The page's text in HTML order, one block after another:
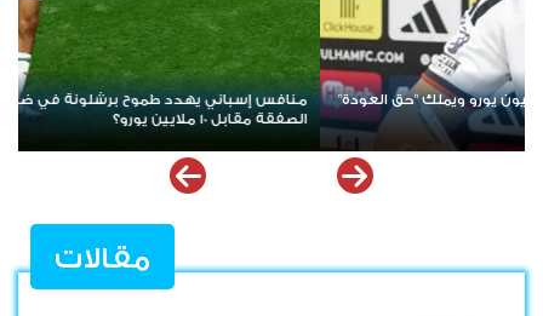
أوناحي هل تتم
الفرعون يرشح نفسه للرقم "9".. صحف إسبانيا
عبد الكريم
مقالات